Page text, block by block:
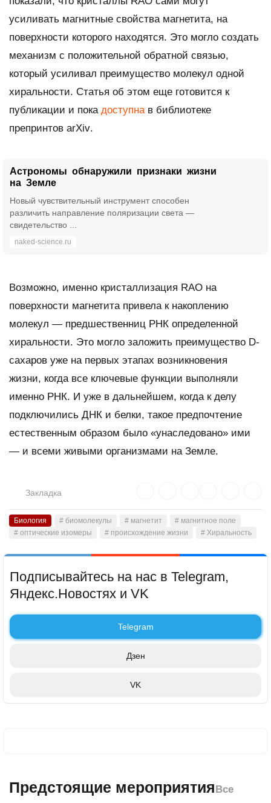
усиливать магнитные свойства магнетита, на
поверхности которого находятся. Это могло создать
механизм с положительной обратной связью,
который усиливал преимущество молекул одной
хиральности. Статья об этом еще готовится к
публикации и пока доступна в библиотеке
препринтов arXiv.
Астрономы обнаружили признаки жизни
на Земле
Новый чувствительный инструмент способен
различить направление поляризации света —
свидетельство ...
naked-science.ru
Возможно, именно кристаллизация RAO на
поверхности магнетита привела к накоплению
молекул — предшественниц РНК определенной
хиральности. Это могло заложить преимущество D-
сахаров уже на первых этапах возникновения
жизни, когда все ключевые функции выполняли
именно РНК. И уже в дальнейшем, когда к делу
подключились ДНК и белки, такое предпочтение
естественным образом было «унаследовано» ими
— и всеми живыми организмами на Земле.
Закладка
Биология # биомолекулы # магнетит
# магнитное поле
# оптические изомеры
# происхождение жизни # Хиральность
Подписывайтесь на нас в Telegram,
Яндекс.Новостях и VK
Telegram
Дзен
VK
Предстоящие мероприятияВсе